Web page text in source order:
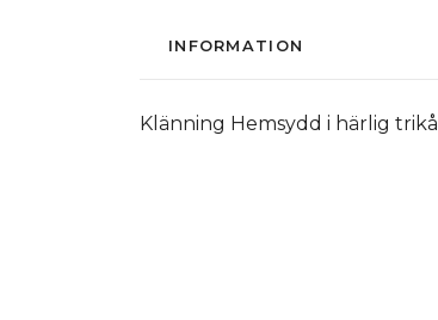
INFORMATION
Klänning Hemsydd i härlig trikå